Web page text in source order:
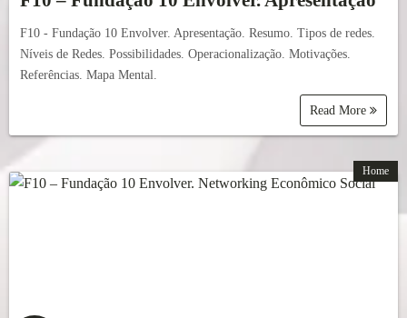
F10 - Fundação 10 Envolver. Apresentação. Resumo. Tipos de redes.
Níveis de Redes. Possibilidades. Operacionalização. Motivações.
Referências. Mapa Mental.
Read More
Home